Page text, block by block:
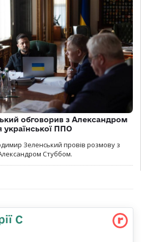
обговорив з Александром
ППО
Зеленський провів розмову з
Стуббом.
С